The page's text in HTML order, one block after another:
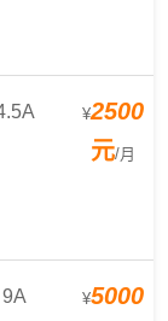
¥2500
元/月
9A ¥5000